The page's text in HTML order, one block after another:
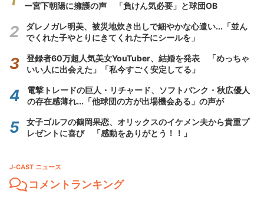
ー宮下朝陽に擁護の声 「負けん気必要」と球団OB
ダレノガレ明美、被災地炊き出しで細やかな心遣い...「並ん
でくれた子やとりにきてくれた子にシールを」
登録者60万超人気美女YouTuber、結婚を発表 「めっちゃ
いい人に出会えた」「私今すごく安定してる」
電撃トレードの巨人・リチャード、ソフトバンク・秋広優人
の存在感薄れ...「他球団の方が出場機会ある」の声が
女子ゴルフの鶴岡果恋、オリックスのイケメン夫から貴重プ
レゼントに喜び 「感動をありがとう！！」
J-CAST ニュース
コメントランキング